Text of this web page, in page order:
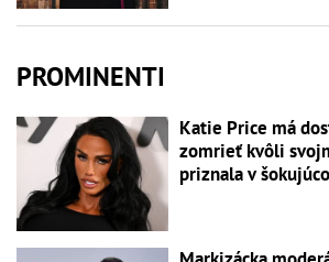
PROMINENTI
Katie Price má
zomrieť kvôli
priznala v